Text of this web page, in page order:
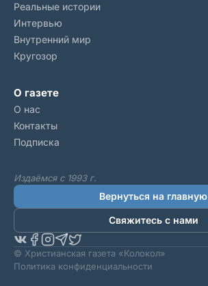
Реальные истории
Интервью
Внутренний мир
Кругозор
О газете
О нас
Контакты
Подписка
Издаёмся с 1993 г.
Вернуться на главную
Свяжитесь с нами
© Христианская газета «Колокол»
Политика конфиденциальности